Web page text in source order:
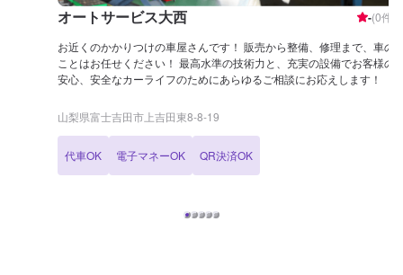
オートサービス大西 -(0件)
お近くのかかりつけの車屋さんです！ 販売から整備、修理まで、車の
ことはお任せください！ 最高水準の技術力と、充実の設備でお客様の
安心、安全なカーライフのためにあらゆるご相談にお応えします！
山梨県富士吉田市上吉田東8-8-19
代車OK 電子マネーOK QR決済OK